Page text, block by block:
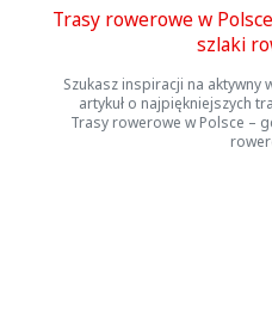
Trasy rowerowe w
szlaki
Szukasz inspiracji na aktywny
artykuł o najpiękniejszych
Trasy rowerowe w Polsce –